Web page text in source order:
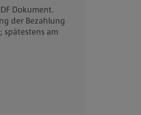
Dokument.
der Bezahlung
spätestens am